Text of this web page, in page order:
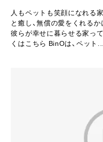
人もペットも笑顔になれる
と癒し、無償の愛をくれる
彼らが幸せに暮らせる家っ
くはこちら BinOは、ペット...